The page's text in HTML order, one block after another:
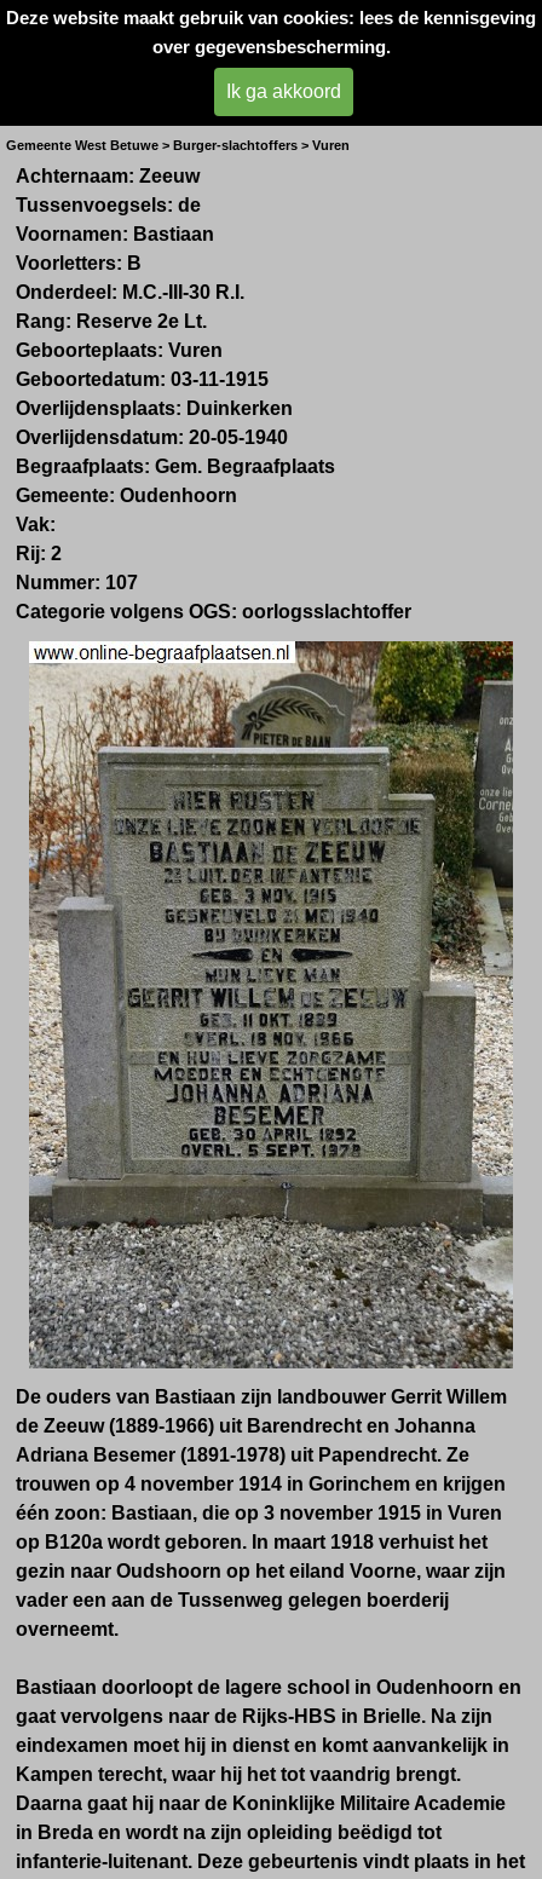
Deze website maakt gebruik van cookies: lees de kennisgeving
over gegevensbescherming.
Ik ga akkoord
Oorlogsslachtoffers
West- Betuwe
Gemeente West Betuwe > Burger-slachtoffers > Vuren
Achternaam: Zeeuw
Tussenvoegsels: de
Voornamen: Bastiaan
Voorletters: B
Onderdeel: M.C.-III-30 R.I.
Rang: Reserve 2e Lt.
Geboorteplaats: Vuren
Geboortedatum: 03-11-1915
Overlijdensplaats: Duinkerken
Overlijdensdatum: 20-05-1940
Begraafplaats: Gem. Begraafplaats
Gemeente: Oudenhoorn
Vak:
Rij: 2
Nummer: 107
Categorie volgens OGS: oorlogsslachtoffer
De ouders van Bastiaan zijn landbouwer Gerrit Willem
de Zeeuw (1889-1966) uit Barendrecht en Johanna
Adriana Besemer (1891-1978) uit Papendrecht. Ze
trouwen op 4 november 1914 in Gorinchem en krijgen
één zoon: Bastiaan, die op 3 november 1915 in Vuren
op B120a wordt geboren. In maart 1918 verhuist het
gezin naar Oudshoorn op het eiland Voorne, waar zijn
vader een aan de Tussenweg gelegen boerderij
overneemt.
Bastiaan doorloopt de lagere school in Oudenhoorn en
gaat vervolgens naar de Rijks-HBS in Brielle. Na zijn
eindexamen moet hij in dienst en komt aanvankelijk in
Kampen terecht, waar hij het tot vaandrig brengt.
Daarna gaat hij naar de Koninklijke Militaire Academie
in Breda en wordt na zijn opleiding beëdigd tot
infanterie-luitenant. Deze gebeurtenis vindt plaats in het